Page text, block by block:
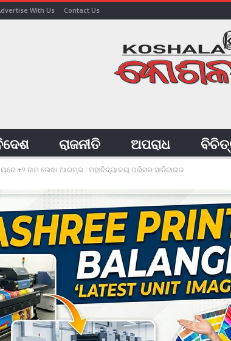
With Us Contact Us
ରାଜନୀତି ଅପରାଧ
+୨ ନାମ ଲେଖା ଆରମ୍ଭ : ମହାବିଦ୍ୟାଳୟ ପରିସର ସାନିଟାଇଜ